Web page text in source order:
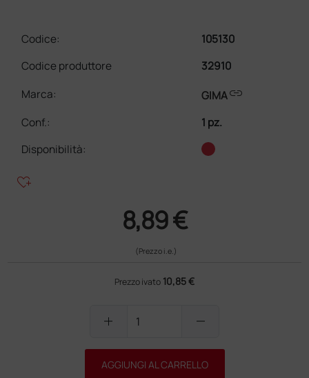
Codice:
105130
Codice produttore
32910
Marca:
GIMAlink
Conf.:
1 pz.
Disponibilità:
heart_plus
8,89 €
(Prezzo i.e.)
Prezzo ivato 10,85 €
add remove
AGGIUNGI AL CARRELLO